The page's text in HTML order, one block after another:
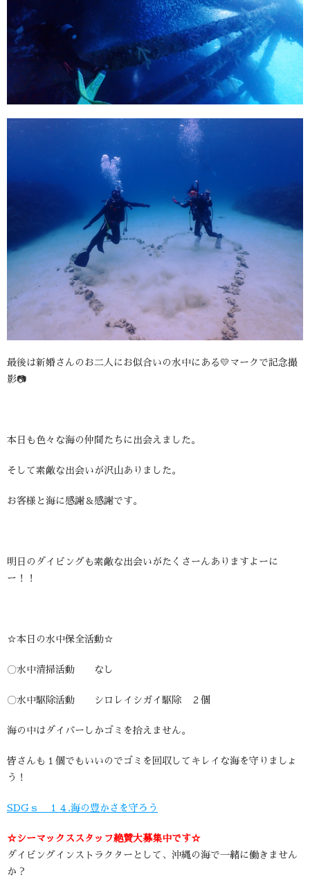
最後は新婚さんのお二人にお似合いの水中にある💛マークで記念撮
影📷
本日も色々な海の仲間たちに出会えました。
そして素敵な出会いが沢山ありました。
お客様と海に感謝＆感謝です。
明日のダイビングも素敵な出会いがたくさーんありますよーに
ー！！
☆本日の水中保全活動☆
〇水中清掃活動 なし
〇水中駆除活動 シロレイシガイ駆除 ２個
海の中はダイバーしかゴミを拾えません。
皆さんも１個でもいいのでゴミを回収してキレイな海を守りましょ
う！
SDGｓ １４.海の豊かさを守ろう
☆シーマックススタッフ絶賛大募集中です☆
ダイビングインストラクターとして、沖縄の海で一緒に働きません
か？